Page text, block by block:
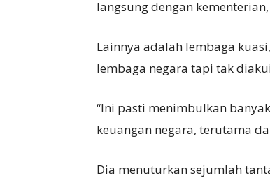
langsung dengan
Lainnya adalah lembaga
lembaga negara tapi tak
“Ini pasti menimbulkan
keuangan negara, terutama
Dia menuturkan sejumlah